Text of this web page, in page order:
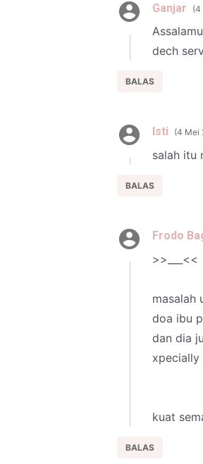
Ganjar 4
dech
BALAS
Isti 4 Mei
salah itu
BALAS
Frodo
>>___<<
masalah
doa ibu
dan dia
xpecially
kuat
BALAS